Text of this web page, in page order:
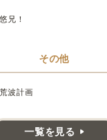
兄！
その他
波計画
一覧を見る